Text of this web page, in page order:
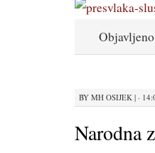
BY MH OSIJEK | ·
Narodna